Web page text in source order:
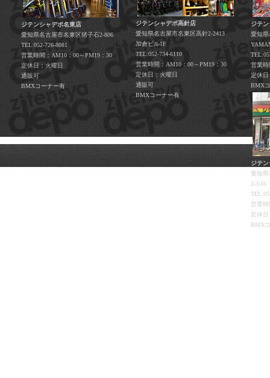
ジテンシャデポ名東店
愛知県名古屋市名東区猪子石2-806
TEL:052-726-8081
営業時間：AM10：00～PM19：30
定休日：火曜日
通販可
BMXコーナー有
ジテンシャデポ高針店
愛知県名古屋市名東区高針2-2413
加倉ビル1F
TEL:052-734-6110
営業時間：AM10：00～PM19：30
定休日：火曜日
通販可
BMXコーナー有
ジテ
愛知県
営業時
定休日
BMX
ジテ
愛知
2-3-16
営業時
定休
BMX